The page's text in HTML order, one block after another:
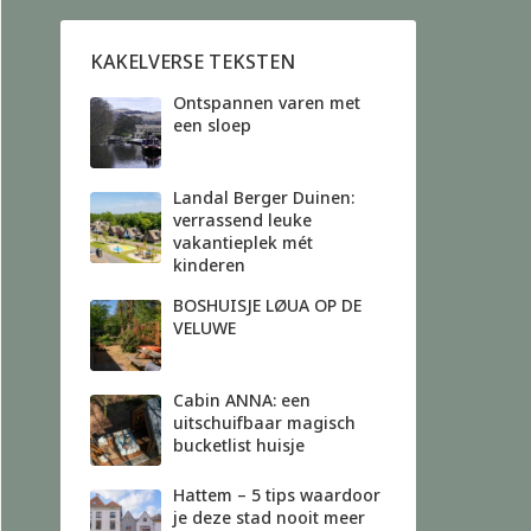
KAKELVERSE TEKSTEN
Ontspannen varen met
een sloep
Landal Berger Duinen:
verrassend leuke
vakantieplek mét
kinderen
BOSHUISJE LØUA OP DE
VELUWE
Cabin ANNA: een
uitschuifbaar magisch
bucketlist huisje
Hattem – 5 tips waardoor
je deze stad nooit meer